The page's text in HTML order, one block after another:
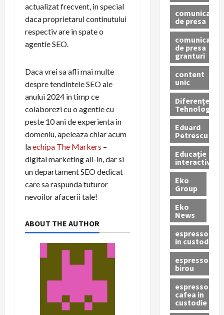
actualizat frecvent, in special
daca proprietarul continutului
respectiv are in spate o
agentie SEO.
Daca vrei sa afli mai multe
despre tendintele SEO ale
anului 2024 in timp ce
colaborezi cu o agentie cu
peste 10 ani de experienta in
domeniu, apeleaza chiar acum
laechipa The Markers –
digital marketing all-in, dar si
un departament SEO dedicat
care sa raspunda tuturor
nevoilor afacerii tale!
ABOUT THE AUTHOR
comunicate
de presa
comunicate
de presa
granturi
content
unic
Diferențe
Tehnologice
Eduard
Petrescu
Educație
interactivă
Eko
Group
Eko
News
espressoare
in custodie
espressor
birou
espressor
cafea in
custodie